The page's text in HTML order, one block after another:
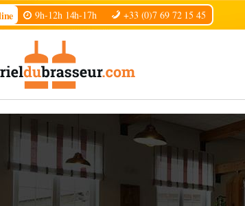
9h-12h 14h-17h +33 (0)7 69 72 15 45